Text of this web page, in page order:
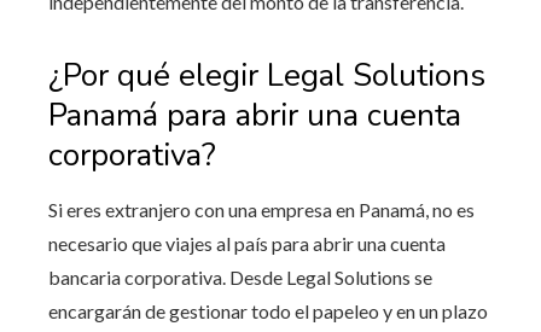
¿Por qué elegir Legal Solutions
Panamá para abrir una cuenta
corporativa?
Si eres extranjero con una empresa en Panamá, no es
necesario que viajes al país para abrir una cuenta
bancaria corporativa. Desde Legal Solutions se
encargarán de gestionar todo el papeleo y en un plazo